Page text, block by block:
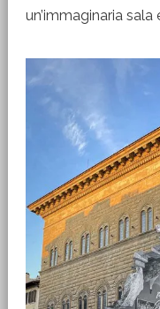
un’immaginaria